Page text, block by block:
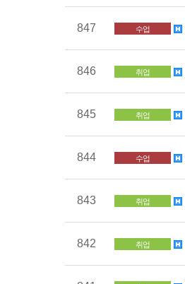
847 수업
846 취업
845 취업
844 수업
843 취업
842 취업